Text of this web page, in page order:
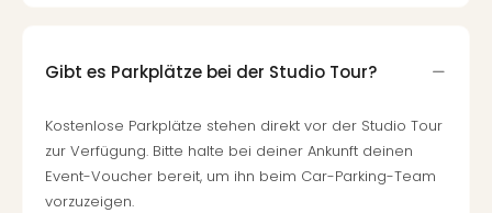
Gibt es Parkplätze bei der Studio Tour?
Kostenlose Parkplätze stehen direkt vor der Studio Tour
zur Verfügung. Bitte halte bei deiner Ankunft deinen
Event-Voucher bereit, um ihn beim Car-Parking-Team
vorzuzeigen.